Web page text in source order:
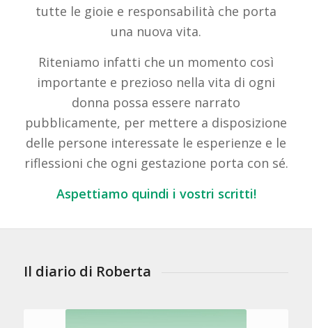
tutte le gioie e responsabilità che porta
una nuova vita.
Riteniamo infatti che un momento così
importante e prezioso nella vita di ogni
donna possa essere narrato
pubblicamente, per mettere a disposizione
delle persone interessate le esperienze e le
riflessioni che ogni gestazione porta con sé.
Aspettiamo quindi i vostri scritti!
Il diario di Roberta